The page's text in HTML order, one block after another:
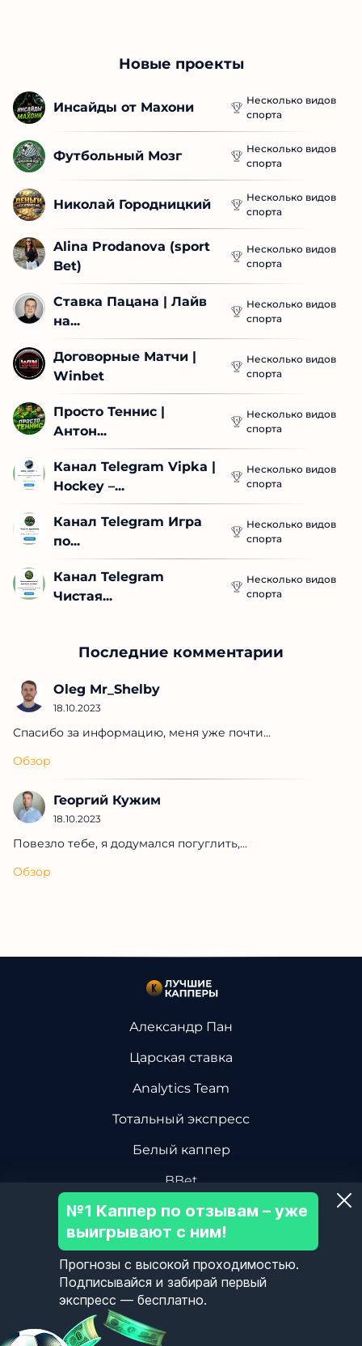
Новые проекты
Инсайды от Махони
Несколько видов
спорта
Футбольный Мозг
Несколько видов
спорта
Николай Городницкий
Несколько видов
спорта
Alina Prodanova (sport
Bet)
Несколько видов
спорта
Ставка Пацана | Лайв
на...
Несколько видов
спорта
Договорные Матчи |
Winbet
Несколько видов
спорта
Просто Теннис |
Антон...
Несколько видов
спорта
Канал Telegram Vipka |
Hockey –...
Несколько видов
спорта
Канал Telegram Игра
по...
Несколько видов
спорта
Канал Telegram
Чистая...
Несколько видов
спорта
Последние комментарии
Oleg Mr_Shelby
18.10.2023
Спасибо за информацию, меня уже почти...
Обзор
Георгий Кужим
18.10.2023
Повезло тебе, я додумался погуглить,...
Обзор
Александр Пан
Царская ставка
Analytics Team
Тотальный экспресс
Белый каппер
BBet
Василий Винокуров
Дмитрий Ревизор БК
Центр Хоккейной Аналитики
Олег Соловьев
Пользовательское Соглашение
№1 Каппер по отзывам – уже
выигрывают с ним!
Прогнозы с высокой проходимостью.
Подписывайся и забирай первый
экспресс — бесплатно.